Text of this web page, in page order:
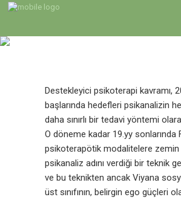
Destekleyici psikoterapi kavramı,
başlarında hedefleri psikanalizin
daha sınırlı bir tedavi yöntemi
O döneme kadar 19.yy sonlarında
psikoterapötik modalitelere zemin
psikanaliz adını verdiği bir teknik
ve bu teknikten ancak Viyana
üst sınıfının, belirgin ego güçleri